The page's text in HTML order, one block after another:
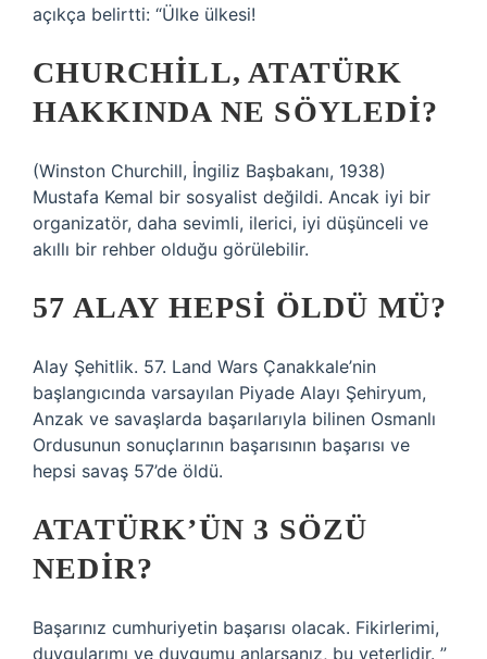
açıkça belirtti: “Ülke ülkesi!
CHURCHILL, ATATÜRK
HAKKINDA NE SÖYLEDI?
(Winston Churchill, İngiliz Başbakanı, 1938)
Mustafa Kemal bir sosyalist değildi. Ancak iyi bir
organizatör, daha sevimli, ilerici, iyi düşünceli ve
akıllı bir rehber olduğu görülebilir.
57 ALAY HEPSI ÖLDÜ MÜ?
Alay Şehitlik. 57. Land Wars Çanakkale’nin
başlangıcında varsayılan Piyade Alayı Şehiryum,
Anzak ve savaşlarda başarılarıyla bilinen Osmanlı
Ordusunun sonuçlarının başarısının başarısı ve
hepsi savaş 57’de öldü.
ATATÜRK’ÜN 3 SÖZÜ
NEDIR?
Başarınız cumhuriyetin başarısı olacak. Fikirlerimi,
duygularımı ve duygumu anlarsanız, bu yeterlidir. ”